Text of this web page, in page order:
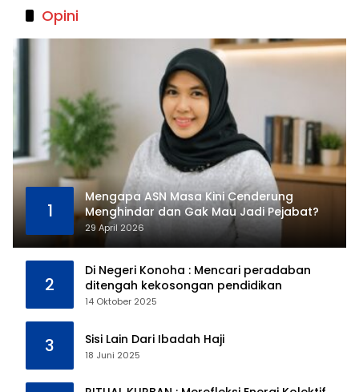
Opini
1
Mengapa ASN Masa Kini Cenderung
Menghindar dan Gak Mau Jadi Pejabat?
29 April 2026
2
Di Negeri Konoha : Mencari peradaban
ditengah kekosongan pendidikan
14 Oktober 2025
3 Sisi Lain Dari Ibadah Haji
18 Juni 2025